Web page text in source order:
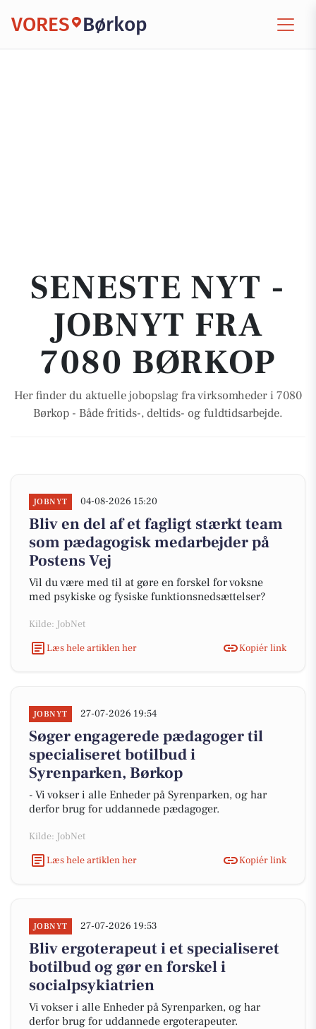
VORES Børkop
SENESTE NYT -
JOBNYT FRA
7080 BØRKOP
Her finder du aktuelle jobopslag fra virksomheder i 7080
Børkop - Både fritids-, deltids- og fuldtidsarbejde.
JOBNYT 04-08-2026 15:20
Bliv en del af et fagligt stærkt team
som pædagogisk medarbejder på
Postens Vej
Vil du være med til at gøre en forskel for voksne
med psykiske og fysiske funktionsnedsættelser?
Kilde: JobNet
Læs hele artiklen her
Kopiér link
JOBNYT 27-07-2026 19:54
Søger engagerede pædagoger til
specialiseret botilbud i
Syrenparken, Børkop
- Vi vokser i alle Enheder på Syrenparken, og har
derfor brug for uddannede pædagoger.
Kilde: JobNet
Læs hele artiklen her
Kopiér link
JOBNYT 27-07-2026 19:53
Bliv ergoterapeut i et specialiseret
botilbud og gør en forskel i
socialpsykiatrien
Vi vokser i alle Enheder på Syrenparken, og har
derfor brug for uddannede ergoterapeuter.